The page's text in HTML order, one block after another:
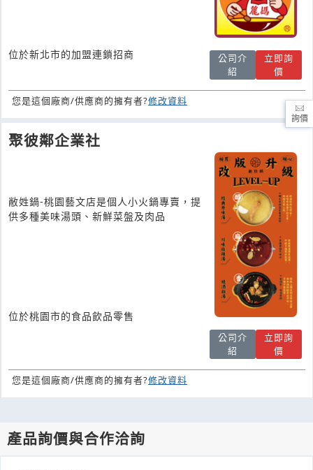
位於新北市的加盟連鎖招商
公司介
紹
立即詢
價
您是這個廠商/供應商的擁有者?修改資料
聚彼鄰企業社
敝姓鍋-桃園藝文店是個人小火鍋專賣，提
供多種美味湯頭、新鮮菜盤及肉品
位於桃園市的食品飲品零售
公司介
紹
立即詢
價
您是這個廠商/供應商的擁有者?修改資料
產品詢價與合作洽詢
詢價